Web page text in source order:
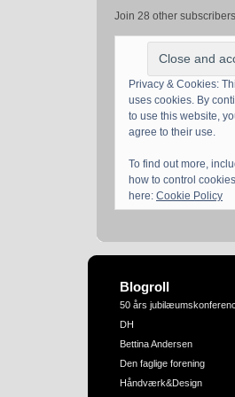
Join 28 other subscribers
Privacy & Cookies:
uses cookies. By
to use this website,
agree to their use.
To find out more,
how to control
here: Cookie Policy
Blogroll
50 års
DH
Bettina Andersen
Den faglige forening
Håndværk&Design